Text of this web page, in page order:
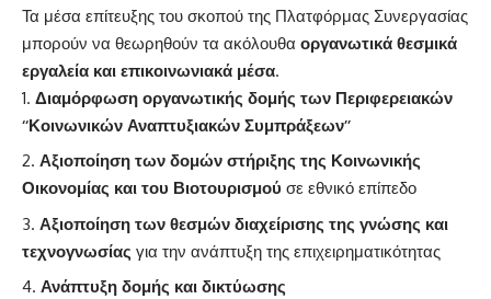
Τα μέσα επίτευξης του σκοπού της Πλατφόρμας Συνεργασίας
μπορούν να θεωρηθούν τα ακόλουθα οργανωτικά θεσμικά
εργαλεία και επικοινωνιακά μέσα.
Διαμόρφωση οργανωτικής δομής των Περιφερειακών
‘‘Κοινωνικών Αναπτυξιακών Συμπράξεων’’
Αξιοποίηση των δομών στήριξης της Κοινωνικής
Οικονομίας και του Βιοτουρισμού σε εθνικό επίπεδο
Αξιοποίηση των θεσμών διαχείρισης της γνώσης και
τεχνογνωσίας για την ανάπτυξη της επιχειρηματικότητας
Ανάπτυξη δομής και δικτύωσης